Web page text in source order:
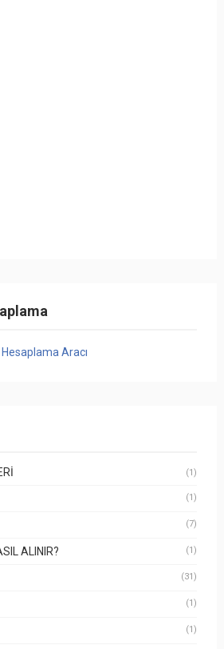
Aracı
(1)
(1)
(7)
ALINIR? (1)
(31)
(1)
(1)